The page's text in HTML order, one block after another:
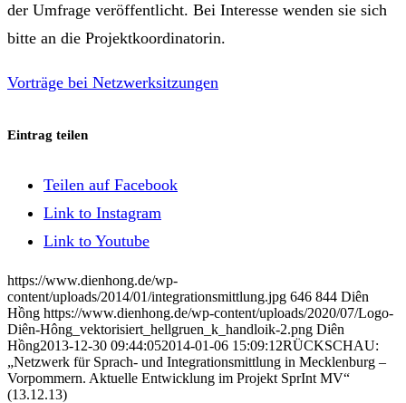
der Umfrage veröffentlicht. Bei Interesse wenden sie sich
bitte an die Projektkoordinatorin.
Vorträge bei Netzwerksitzungen
Eintrag teilen
Teilen auf Facebook
Link to Instagram
Link to Youtube
https://www.dienhong.de/wp-
content/uploads/2014/01/integrationsmittlung.jpg 646 844 Diên
Hồng https://www.dienhong.de/wp-content/uploads/2020/07/Logo-
Diên-Hông_vektorisiert_hellgruen_k_handloik-2.png Diên
Hồng2013-12-30 09:44:052014-01-06 15:09:12RÜCKSCHAU:
„Netzwerk für Sprach- und Integrationsmittlung in Mecklenburg –
Vorpommern. Aktuelle Entwicklung im Projekt SprInt MV“
(13.12.13)